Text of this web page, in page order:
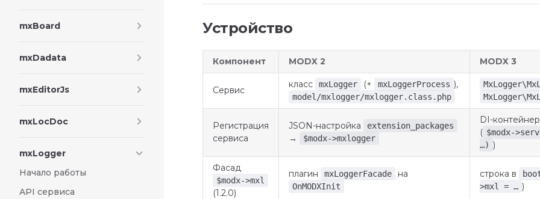
mxBoard
mxDadata
mxEditorJs
mxLocDoc
mxLogger
Начало работы
API сервиса
Устройство
Компонент MODX 2 MODX 3
Сервис
класс mxLogger (+ mxLoggerProcess ),
model/mxlogger/mxlogger.class.php
Регистрация
сервиса
JSON-настройка extension_packages
→ $modx->mxlogger
DI-
( $modx-
…) )
Фасад
$modx->mxl
(1.2.0)
плагин mxLoggerFacade на
OnMODXInit
строка в
>mxl = … )